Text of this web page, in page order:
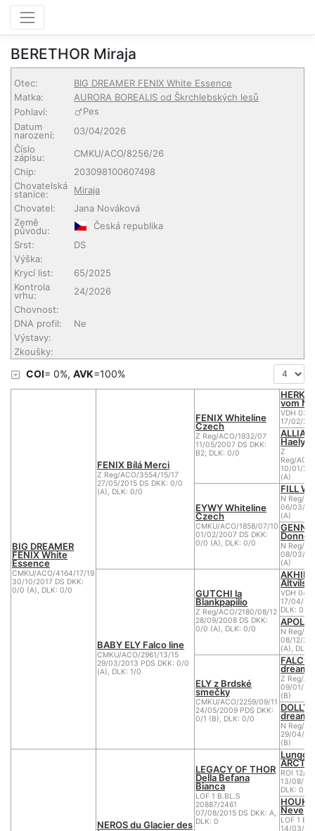
BERETHOR Miraja
Otec:
BIG DREAMER FENIX White Essence
Matka:
AURORA BOREALIS od Škrchlebských lesů
Pohlaví:
Pes
Datum
narození:
03/04/2026
Číslo
zápisu:
CMKU/ACO/8256/26
Chip:
203098100607498
Chovatelská
stanice:
Miraja
Chovatel:
Jana Nováková
Země
původu:
Česká republika
Srst:
DS
Výška:
Krycí list:
65/2025
Kontrola
vrhu:
24/2026
Chovnost:
DNA profil:
Ne
Výstavy:
Zkoušky:
COI= 0%, AVK=100%
BIG DREAMER
FENIX White
Essence
CMKU/ACO/4164/17/19
30/10/2017 DS DKK:
0/0 (A), DLK: 0/0
FENIX Bílá Merci
Z Reg/ACO/3554/15/17
27/05/2015 DS DKK: 0/0
(A), DLK: 0/0
FENIX Whiteline
Czech
Z Reg/ACO/1932/07
11/05/2007 DS DKK:
B2, DLK: 0/0
vom
VDH 03/
17/02/
ALLIA-
Haely's
Z
Reg/
10/01/
(A)
EYWY Whiteline
Czech
CMKU/ACO/1858/07/10
01/02/2007 DS DKK:
0/0 (A), DLK: 0/0
FILL
N Reg/
06/03/
(A)
GENNY
N Reg/
08/03/
(A)
BABY ELY Falco line
CMKU/ACO/2961/13/15
29/03/2013 PDS DKK: 0/0
(A), DLK: 1/0
GUTCHI la
Blankpapilio
Z Reg/ACO/2180/08/12
28/09/2008 DS DKK:
0/0 (A), DLK: 0/0
VDH 04/
17/04/
DLK: 0
N Reg/
08/12/
(A), DLK:
ELY z Brdské
smečky
CMKU/ACO/2259/09/11
24/05/2009 PDS DKK:
0/1 (B), DLK: 0/0
FALCO
dream
Z Reg/
09/01/
(B)
DOLLY
dream
N Reg/
29/04/
(B)
NEROS du Glacier des
LEGACY OF THOR
Della Befana
Bianca
LOF 1 B.BL.S
20887/2461
07/08/2015 DS DKK: A,
DLK: 0
ROI 12/
13/08/
DLK: 0
Neve
LOF 1
14/03/